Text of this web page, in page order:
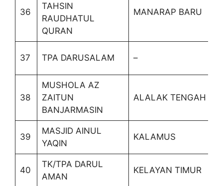
36
TAHSIN
RAUDHATUL
QURAN
MANARAP BARU
37 TPA DARUSALAM –
38
MUSHOLA AZ
ZAITUN
BANJARMASIN
ALALAK TENGAH
39
MASJID AINUL
YAQIN
KALAMUS
40
TK/TPA DARUL
AMAN
KELAYAN TIMUR